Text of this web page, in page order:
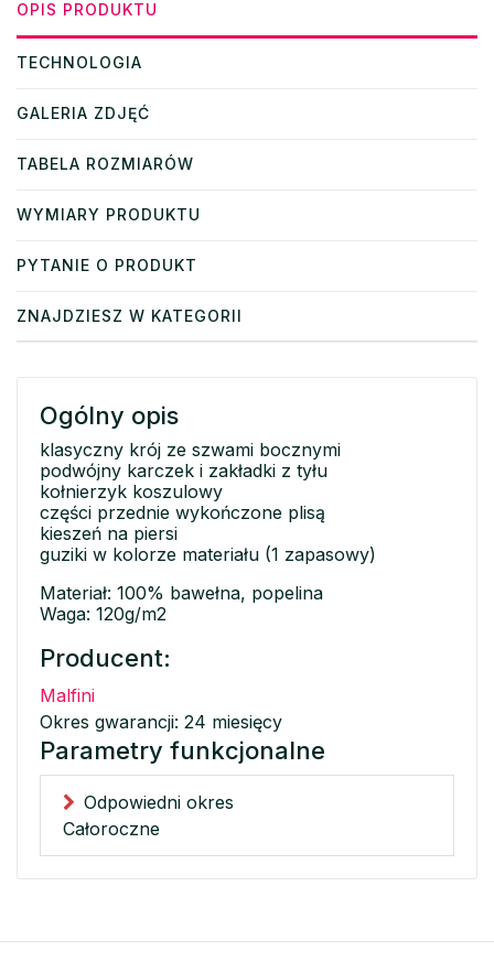
OPIS PRODUKTU
TECHNOLOGIA
GALERIA ZDJĘĆ
TABELA ROZMIARÓW
WYMIARY PRODUKTU
PYTANIE O PRODUKT
ZNAJDZIESZ W KATEGORII
Ogólny opis
klasyczny krój ze szwami bocznymi
podwójny karczek i zakładki z tyłu
kołnierzyk koszulowy
części przednie wykończone plisą
kieszeń na piersi
guziki w kolorze materiału (1 zapasowy)
Materiał: 100% bawełna, popelina
Waga: 120g/m2
Producent:
Malfini
Okres gwarancji: 24 miesięcy
Parametry funkcjonalne
Odpowiedni okres
Całoroczne